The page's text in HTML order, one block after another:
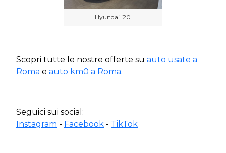
Hyundai i20
Scopri tutte le nostre offerte su auto usate a
Roma e auto km0 a Roma.
Seguici sui social:
Instagram - Facebook - TikTok